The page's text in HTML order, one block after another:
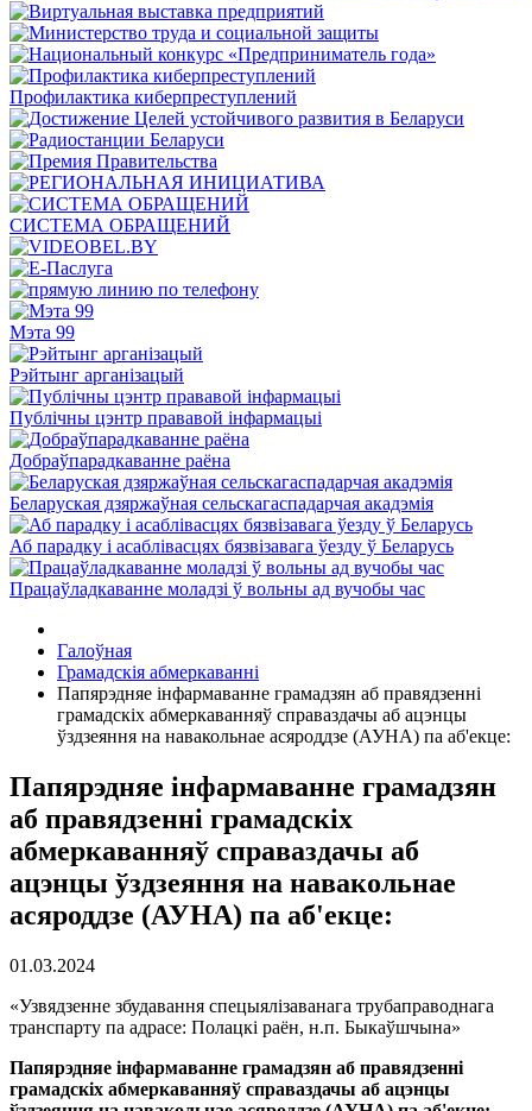
Профилактика киберпреступлений
СИСТЕМА ОБРАЩЕНИЙ
Мэта 99
Рэйтынг арганізацый
Публічны цэнтр прававой інфармацыі
Добраўпарадкаванне раёна
Беларуская дзяржаўная сельскагаспадарчая акадэмія
Аб парадку і асаблівасцях бязвізавага ўезду ў Беларусь
Працаўладкаванне моладзі ў вольны ад вучобы час
Галоўная
Грамадскія абмеркаваннi
Папярэдняе інфармаванне грамадзян аб правядзенні
грамадскіх абмеркаванняў справаздачы аб ацэнцы
ўздзеяння на навакольнае асяроддзе (АУНА) па аб'екце:
Папярэдняе інфармаванне грамадзян
аб правядзенні грамадскіх
абмеркаванняў справаздачы аб
ацэнцы ўздзеяння на навакольнае
асяроддзе (АУНА) па аб'екце:
01.03.2024
«Узвядзенне збудавання спецыялізаванага трубаправоднага
транспарту па адрасе: Полацкі раён, н.п. Быкаўшчына»
Папярэдняе інфармаванне грамадзян аб правядзенні
грамадскіх абмеркаванняў справаздачы аб ацэнцы